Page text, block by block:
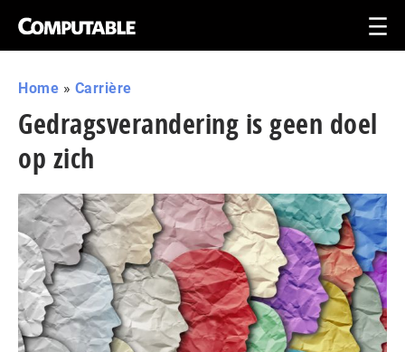
Home » Carrière
Gedragsverandering is geen doel
op zich